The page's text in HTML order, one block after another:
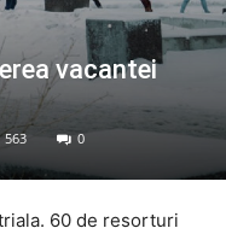
vacantei
563 0
60 de resorturi